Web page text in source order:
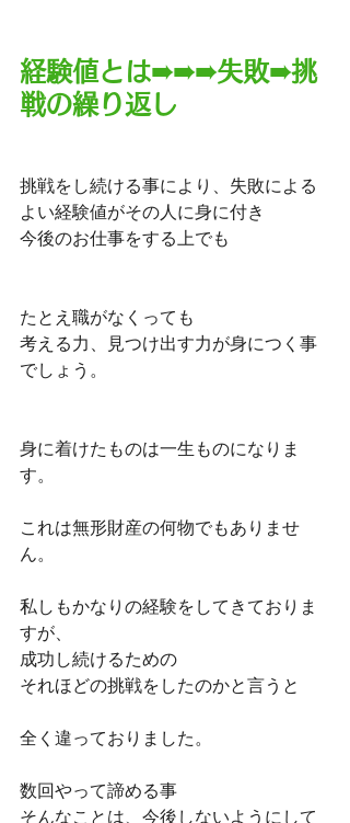
経験値とは➠➠➠失敗➠挑
戦の繰り返し
挑戦をし続ける事により、失敗による
よい経験値がその人に身に付き
今後のお仕事をする上でも
たとえ職がなくっても
考える力、見つけ出す力が身につく事
でしょう。
身に着けたものは一生ものになりま
す。
これは無形財産の何物でもありませ
ん。
私しもかなりの経験をしてきておりま
すが、
成功し続けるための
それほどの挑戦をしたのかと言うと
全く違っておりました。
数回やって諦める事
そんなことは、今後しないようにして